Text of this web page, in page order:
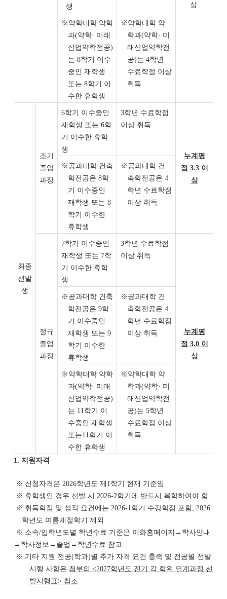
상
생
※ 약학대학 약학
과(약학· 미래
산업약학전공)
는8학기 이수
중인 재학생
또는8학기 이
수한 휴학생
※ 약학대학 약
학과(약학· 미
래산업약학전
공)는4학년
수료학점 이상
취득
최종
선발
생
조기
졸업
과정
6학기 이수중인
재학생 또는 6학
기 이수한 휴학
생
3학년 수료학점
이상 취득
누계평
점 3.3 이
상
※ 공과대학 건축
학전공은8학
기 이수중인
재학생 또는8
학기 이수한
휴학생
※ 공과대학 건
축학전공은4
학년 수료학점
이상 취득
정규
졸업
과정
7학기 이수중인
재학생 또는 7학
기 이수한 휴학
생
3학년 수료학점
이상 취득
누계평
점 3.0 이
상
※ 공과대학 건축
학전공은9학
기 이수중인
재학생 또는9
학기 이수한
휴학생
※ 공과대학 건
축학전공은4
학년 수료학점
이상 취득
※ 약학대학 약학
과(약학· 미래
산업약학전공)
는 11 학기 이
수중인 재학생
또는11 학기 이
수한 휴학생
※ 약학대학 약
학과(약학· 미
래산업약학전
공)는5학년
수료학점 이상
취득
1. 지원자격
※ 신청자격은 2026학년도 제 1 학기 현재 기준임
※ 휴학생인 경우 선발 시 2026-2학기에 반드시 복학하여야 함
※ 취득학점 및 성적 요건에는 2026-1 학기 수강학점 포함 , 2026
학년도 여름계절학기 제외
※ 소속/입학년도별 학년 수료 기준은 이화홈페이지 → 학사안내
→ 학사정보 → 졸업 → 학년수료 참고
※ 기타 지원 전공(학과)별 추가 자격 요건 충족 및 전공별 선발
시행 사항은 첨부의 <2027학년도 전기 각 학위 연계과정 선
발시행표> 참조